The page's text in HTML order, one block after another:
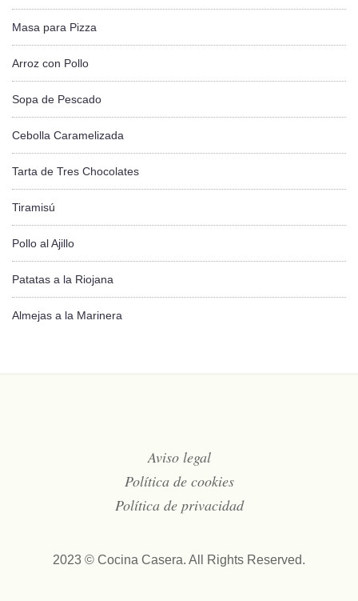
Masa para Pizza
Arroz con Pollo
Sopa de Pescado
Cebolla Caramelizada
Tarta de Tres Chocolates
Tiramisú
Pollo al Ajillo
Patatas a la Riojana
Almejas a la Marinera
Aviso legal
Política de cookies
Política de privacidad
2023 © Cocina Casera. All Rights Reserved.